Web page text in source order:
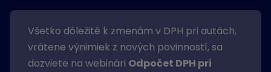
Všetko dôležité k zmenám v DPH pri autách,
vrátene výnimiek z nových povinností, sa
dozviete na webinári Odpočet DPH pri